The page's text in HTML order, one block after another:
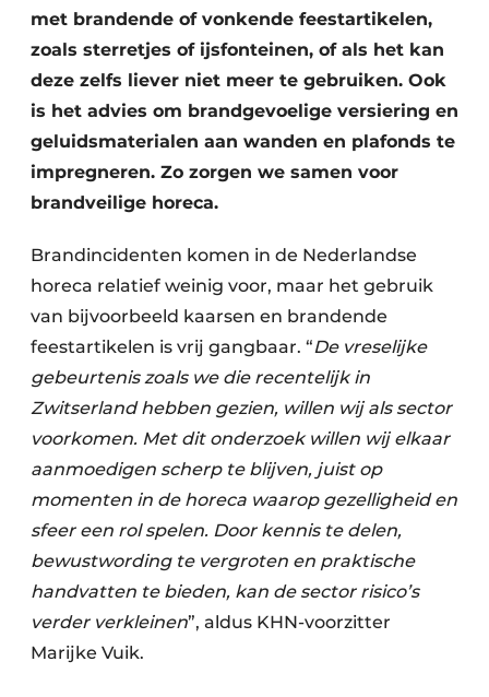
met brandende of vonkende feestartikelen,
zoals sterretjes of ijsfonteinen, of als het kan
deze zelfs liever niet meer te gebruiken. Ook
is het advies om brandgevoelige versiering en
geluidsmaterialen aan wanden en plafonds te
impregneren. Zo zorgen we samen voor
brandveilige horeca.
Brandincidenten komen in de Nederlandse
horeca relatief weinig voor, maar het gebruik
van bijvoorbeeld kaarsen en brandende
feestartikelen is vrij gangbaar. “De vreselijke
gebeurtenis zoals we die recentelijk in
Zwitserland hebben gezien, willen wij als sector
voorkomen. Met dit onderzoek willen wij elkaar
aanmoedigen scherp te blijven, juist op
momenten in de horeca waarop gezelligheid en
sfeer een rol spelen. Door kennis te delen,
bewustwording te vergroten en praktische
handvatten te bieden, kan de sector risico’s
verder verkleinen”, aldus KHN-voorzitter
Marijke Vuik.